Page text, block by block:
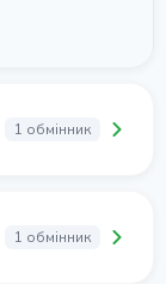
1 обмінник
1 обмінник